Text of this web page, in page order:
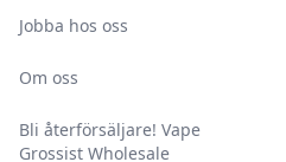
Jobba hos oss
Om oss
Bli återförsäljare! Vape
Grossist Wholesale